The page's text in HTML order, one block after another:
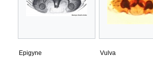
Epigyne Vulva